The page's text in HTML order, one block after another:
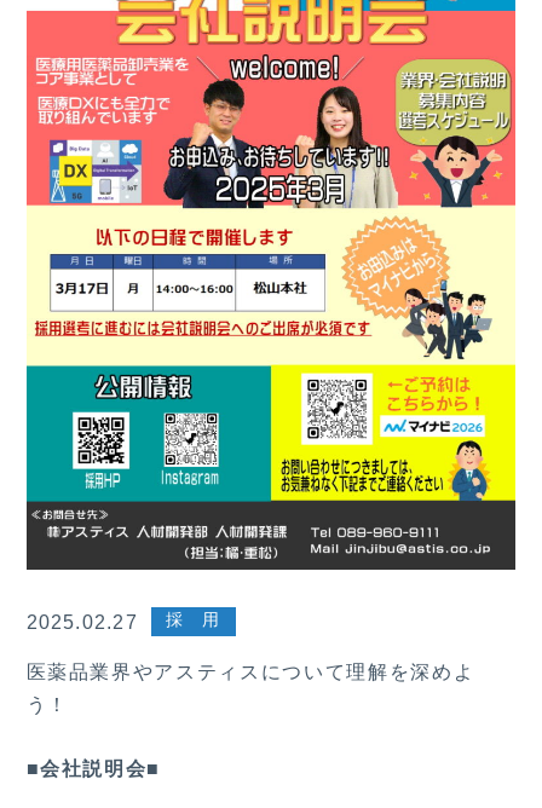
2025.02.27 採 用
医薬品業界やアスティスについて理解を深めよ
う！
■会社説明会■